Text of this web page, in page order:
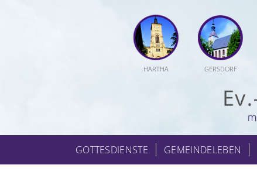
HARTHA GERSDORF
GOTTESDIENSTE GEMEINDELEBEN